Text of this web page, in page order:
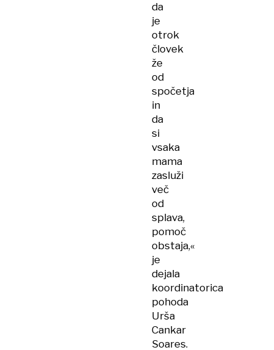
da
je
otrok
človek
že
od
spočetja
in
da
si
vsaka
mama
zasluži
več
od
splava,
pomoč
obstaja,«
je
dejala
koordinatorica
pohoda
Urša
Cankar
Soares.